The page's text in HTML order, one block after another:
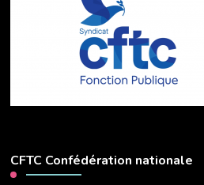
CFTC Confédération nationale